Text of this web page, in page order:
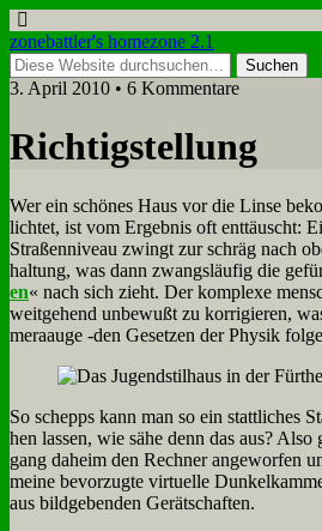
zonebattler's homezone 2.1
3. April 2010 • 6 Kommentare
Rich­tig­stel­lung
Wer ein schö­nes Haus vor die Lin­se
lich­tet, ist vom Er­geb­nis oft ent­täuscht:
Stra­ßen­ni­veau zwingt zur schräg nach
hal­tung, was dann zwangs­läu­fig die
en« nach sich zieht. Der kom­ple­xe
weit­ge­hend un­be­wußt zu kor­ri­gie­ren,
me­ra­au­ge ‑den Ge­set­zen der Phy­sik
So schepps kann man so ein statt­li­ches
hen las­sen, wie sä­he denn das aus?
gang da­heim den Rech­ner an­ge­wor­fen
mei­ne be­vor­zug­te vir­tu­el­le
aus bild­ge­ben­den Ge­rät­schaf­ten.